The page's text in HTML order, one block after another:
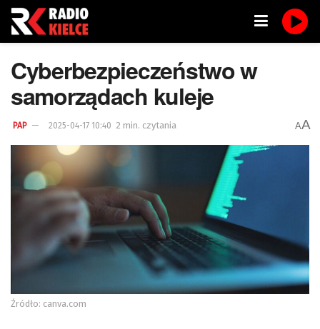
Cyberbezpieczeństwo w
samorządach kuleje
PAP 2025-04-17 10:40 2 min. czytania AA
Źródło: canva.com